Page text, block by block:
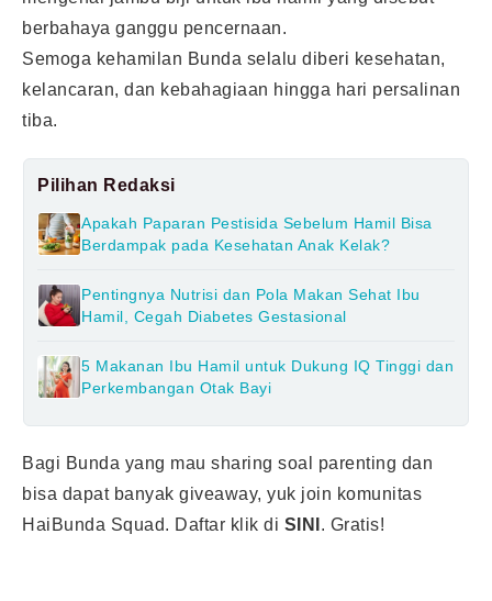
berbahaya ganggu pencernaan.
Semoga kehamilan Bunda selalu diberi kesehatan,
kelancaran, dan kebahagiaan hingga hari persalinan
tiba.
Pilihan Redaksi
Apakah Paparan Pestisida Sebelum Hamil Bisa
Berdampak pada Kesehatan Anak Kelak?
Pentingnya Nutrisi dan Pola Makan Sehat Ibu
Hamil, Cegah Diabetes Gestasional
5 Makanan Ibu Hamil untuk Dukung IQ Tinggi dan
Perkembangan Otak Bayi
Bagi Bunda yang mau sharing soal parenting dan
bisa dapat banyak giveaway, yuk join komunitas
HaiBunda Squad. Daftar klik di SINI . Gratis!